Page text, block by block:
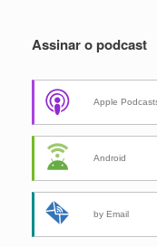
Assinar o podcast
Apple
Android
by Email